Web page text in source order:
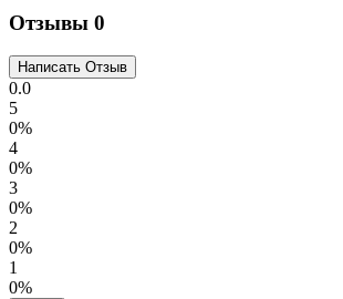
Отзывы 0
0.0
5
0%
4
0%
3
0%
2
0%
1
0%